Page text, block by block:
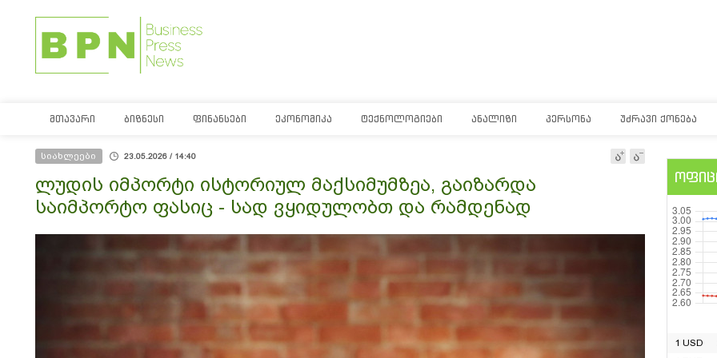
ᲛᲗᲐᲕᲐᲠᲘ ᲑᲘᲖᲜᲔᲡᲘ ᲤᲘᲜᲐᲜᲡᲔᲑᲘ ᲔᲙᲝᲜᲝᲛᲘᲙᲐ ᲢᲔᲥᲜᲝᲚᲝᲒᲘᲔᲑᲘ ᲐᲜᲐᲚᲘᲖᲘ ᲞᲔᲠᲡᲝᲜᲐ ᲣᲫᲠᲐᲕᲘ ᲥᲝᲜᲔᲑᲐ
სიახლეები 23.05.2026 / 14:40
ლუდის იმპორტი ისტორიულ მაქსიმუმზეა, გაიზარდა
საიმპორტო ფასიც - სად ვყიდულობთ და რამდენად
1 USD